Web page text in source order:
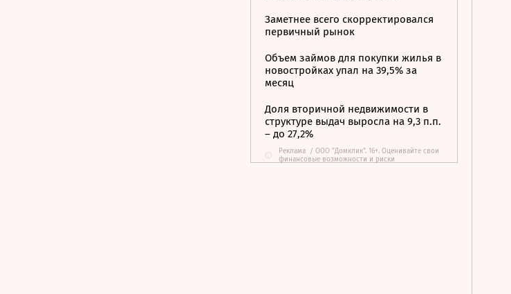
Заметнее всего скорректировался
первичный рынок
Объем займов для покупки жилья в
новостройках упал на 39,5% за
месяц
Доля вторичной недвижимости в
структуре выдач выросла на 9,3 п.п.
– до 27,2%
Реклама / ООО "Домклик". 16+. Оценивайте свои
финансовые возможности и риски